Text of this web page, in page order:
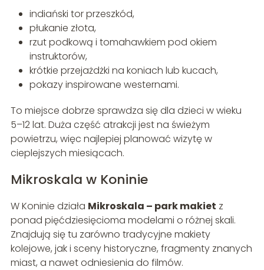
indiański tor przeszkód,
płukanie złota,
rzut podkową i tomahawkiem pod okiem
instruktorów,
krótkie przejażdżki na koniach lub kucach,
pokazy inspirowane westernami.
To miejsce dobrze sprawdza się dla dzieci w wieku
5–12 lat. Duża część atrakcji jest na świeżym
powietrzu, więc najlepiej planować wizytę w
cieplejszych miesiącach.
Mikroskala w Koninie
W Koninie działa Mikroskala – park makiet z
ponad pięćdziesięcioma modelami o różnej skali.
Znajdują się tu zarówno tradycyjne makiety
kolejowe, jak i sceny historyczne, fragmenty znanych
miast, a nawet odniesienia do filmów.